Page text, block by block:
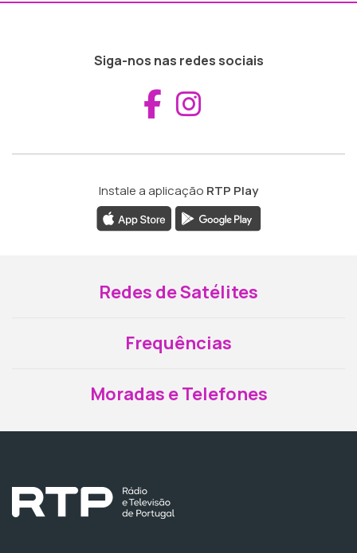
Siga-nos nas redes sociais
Aceder ao
Instale a aplicação RTP Play
Redes de Satélites
Frequências
Moradas e Telefones